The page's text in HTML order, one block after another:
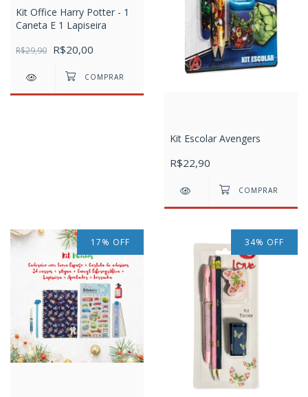
Kit Office Harry Potter - 1
Caneta E 1 Lapiseira
R$29,90 R$20,00
Kit Escolar Avengers
R$22,90
17% OFF 34% OFF